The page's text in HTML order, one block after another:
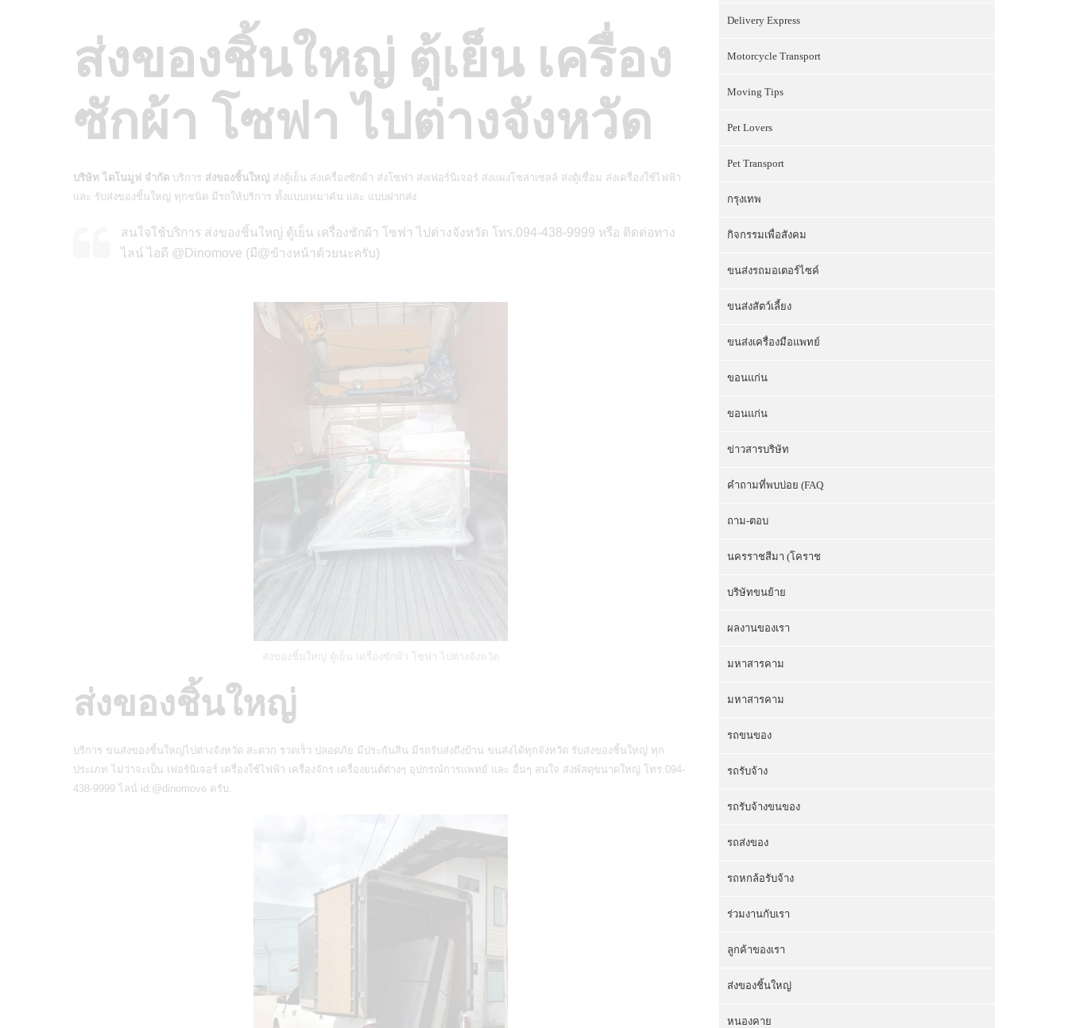
ส่งของชิ้นใหญ่ ตู้เย็น เครื่อง
ซักผ้า โซฟา ไปต่างจังหวัด
บริษัท ไดโนมูฟ จำกัด บริการ ส่งของชิ้นใหญ่ ส่งตู้เย็น ส่งเครื่องซักผ้า ส่งโซฟา ส่งเฟอร์นิเจอร์ ส่งแผงโซล่าเซลล์ ส่งตู้เชื่อม ส่งเครื่องใช้ไฟฟ้า
และ รับส่งของชิ้นใหญ่ ทุกชนิด มีรถให้บริการ ทั้งแบบเหมาคัน และ แบบฝากส่ง
สนใจใช้บริการ ส่งของชิ้นใหญ่ ตู้เย็น เครื่องซักผ้า โซฟา ไปต่างจังหวัด โทร.094-438-9999 หรือ ติดต่อทาง
ไลน์ ไอดี @Dinomove (มี@ข้างหน้าด้วยนะครับ)
ส่งของชิ้นใหญ่ ตู้เย็น เครื่องซักผ้า โซฟา ไปต่างจังหวัด
ส่งของชิ้นใหญ่
บริการ ขนส่งของชิ้นใหญ่ไปต่างจังหวัด สะดวก รวดเร็ว ปลอดภัย มีประกันสิน มีรถรับส่งถึงบ้าน ขนส่งได้ทุกจังหวัด รับส่งของชิ้นใหญ่ ทุก
ประเภท ไม่ว่าจะเป็น เฟอร์นิเจอร์ เครื่องใช้ไฟฟ้า เครื่องจักร เครื่องยนต์ต่างๆ อุปกรณ์การแพทย์ และ อื่นๆ สนใจ ส่งพัสดุขนาดใหญ่ โทร.094-
438-9999 ไลน์ id:@dinomove ครับ.
Delivery Express
Motorcycle Transport
Moving Tips
Pet Lovers
Pet Transport
กรุงเทพ
กิจกรรมเพื่อสังคม
ขนส่งรถมอเตอร์ไซค์
ขนส่งสัตว์เลี้ยง
ขนส่งเครื่องมือแพทย์
ขอนแก่น
ขอนแก่น
ข่าวสารบริษัท
คำถามที่พบบ่อย (FAQ
ถาม-ตอบ
นครราชสีมา (โคราช
บริษัทขนย้าย
ผลงานของเรา
มหาสารคาม
มหาสารคาม
รถขนของ
รถรับจ้าง
รถรับจ้างขนของ
รถส่งของ
รถหกล้อรับจ้าง
ร่วมงานกับเรา
ลูกค้าของเรา
ส่งของชิ้นใหญ่
หนองคาย